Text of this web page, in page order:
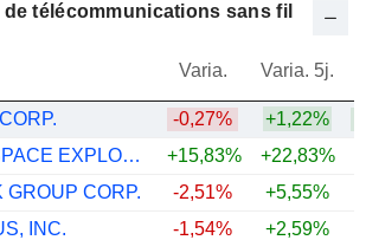
télécommunications sans fil
Varia. Varia. 5j.
-0,27% +1,22%
SPACEX (SPACE EXPLORATION TECHNOLOGIES)
+15,83%
+22,83%
GROUP CORP.
-2,51% +5,55%
INC.
-1,54% +2,59%